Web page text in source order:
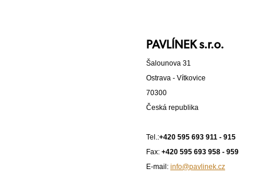
PAVLÍNEK s.r.o.
Šalounova 31
Ostrava - Vítkovice
70300
Česká republika
Tel.:+420 595 693 911 - 915
Fax: +420 595 693 958 - 959
E-mail: info@pavlinek.cz